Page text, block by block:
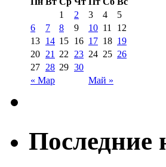
« Мар Май »
1 2 3 4
5
6
7 8 9 10 11
12
13 14 15 16 17 18 19
20 21 22 23 24 25 26
27 28 29 30
Последние